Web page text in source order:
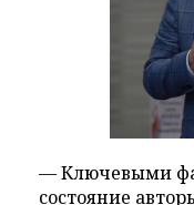
— Ключевыми
состояние